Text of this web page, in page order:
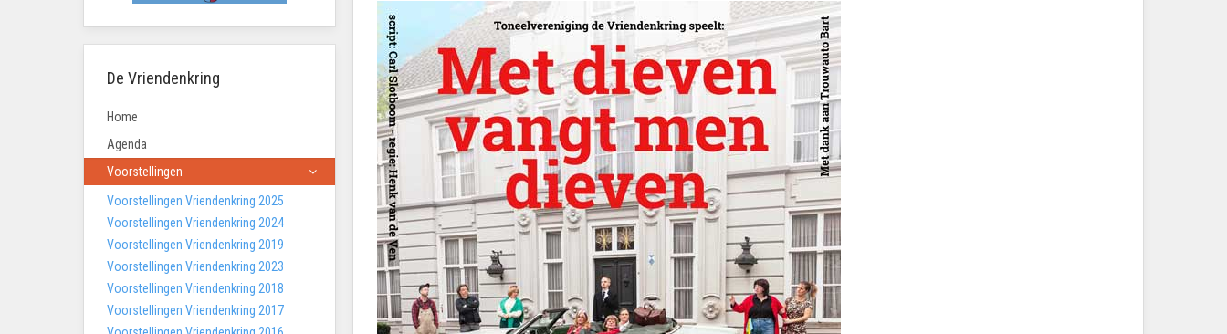
De Vriendenkring
Home
Agenda
Voorstellingen
Voorstellingen Vriendenkring 2025
Voorstellingen Vriendenkring 2024
Voorstellingen Vriendenkring 2019
Voorstellingen Vriendenkring 2023
Voorstellingen Vriendenkring 2018
Voorstellingen Vriendenkring 2017